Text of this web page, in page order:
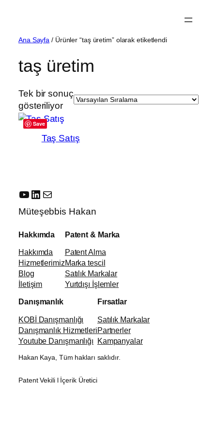
Ana Sayfa / Ürünler “taş üretim” olarak etiketlendi
taş üretim
Tek bir sonuç
gösteriliyor
Save
Taş Satış
YouTube
LinkedIn
E-posta
Müteşebbis Hakan
Hakkımda
Hakkımda
Hizmetlerimiz
Blog
İletişim
Patent & Marka
Patent Alma
Marka tescil
Satılık Markalar
Yurtdışı İşlemler
Danışmanlık
KOBİ Danışmanlığı
Danışmanlık Hizmetleri
Youtube Danışmanlığı
Fırsatlar
Satılık Markalar
Partnerler
Kampanyalar
Hakan Kaya, Tüm hakları saklıdır.
Patent Vekili l İçerik Üretici